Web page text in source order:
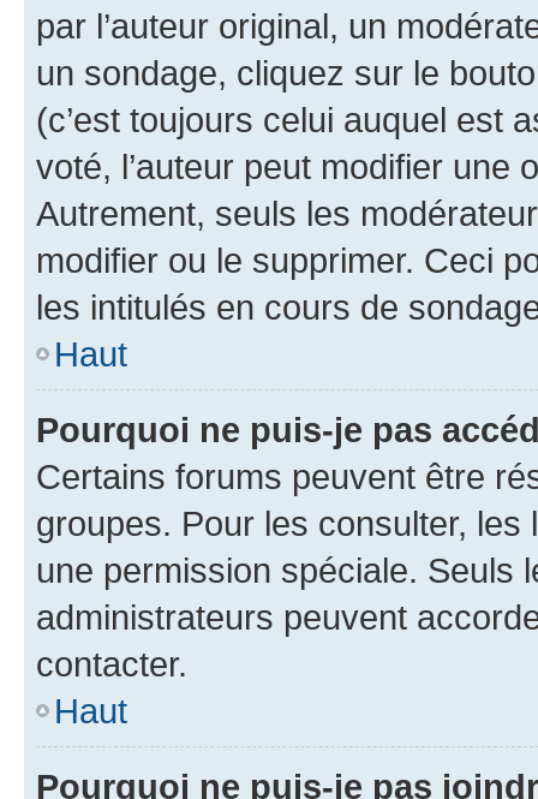
par l’auteur original, un
un sondage, cliquez sur le
(c’est toujours celui auquel est
voté, l’auteur peut modifier une
Autrement, seuls les
modifier ou le supprimer. Ceci
les intitulés en cours de
Haut
Pourquoi ne puis-je pas
Certains forums peuvent être
groupes. Pour les consulter,
une permission spéciale. Seuls
administrateurs peuvent
contacter.
Haut
Pourquoi ne puis-je pas